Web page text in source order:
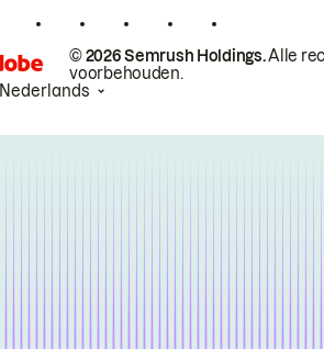
© 2026 Semrush Holdings.Alle
voorbehouden.
Nederlands